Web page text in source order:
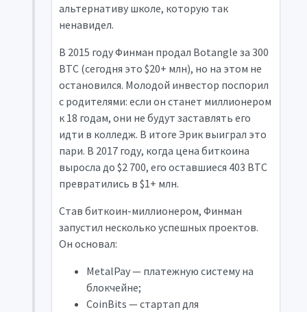
альтернативу школе, которую так
ненавидел.
В 2015 году Финман продал Botangle за 300
BTC (сегодня это $20+ млн), но на этом не
остановился. Молодой инвестор поспорил
с родителями: если он станет миллионером
к 18 годам, они не будут заставлять его
идти в колледж. В итоге Эрик выиграл это
пари. В 2017 году, когда цена биткоина
выросла до $2 700, его оставшиеся 403 BTC
превратились в $1+ млн.
Став биткоин-миллионером, Финман
запустил несколько успешных проектов.
Он основал:
MetalPay — платежную систему на
блокчейне;
CoinBits — стартап для